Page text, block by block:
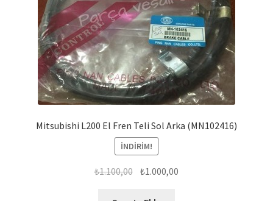
Mitsubishi L200 El Fren Teli Sol Arka (MN102416)
İNDIRIM!
₺1.100,00 Orijinal
₺1.000,00